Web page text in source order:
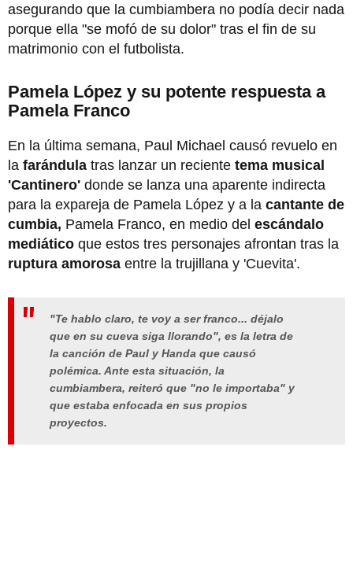
asegurando que la cumbiambera no podía decir nada
porque ella "se mofó de su dolor" tras el fin de su
matrimonio con el futbolista.
Pamela López y su potente respuesta a
Pamela Franco
En la última semana, Paul Michael causó revuelo en
la farándula tras lanzar un reciente tema musical
'Cantinero' donde se lanza una aparente indirecta
para la expareja de Pamela López y a la cantante de
cumbia, Pamela Franco, en medio del escándalo
mediático que estos tres personajes afrontan tras la
ruptura amorosa entre la trujillana y 'Cuevita'.
"Te hablo claro, te voy a ser franco... déjalo
que en su cueva siga llorando", es la letra de
la canción de Paul y Handa que causó
polémica. Ante esta situación, la
cumbiambera, reiteró que "no le importaba" y
que estaba enfocada en sus propios
proyectos.